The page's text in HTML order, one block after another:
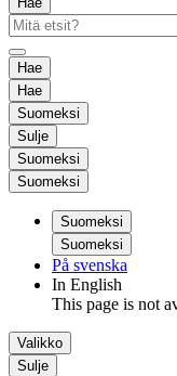
Hae
Hae
Suomeksi
Sulje
Suomeksi
Suomeksi
Suomeksi
Suomeksi
På svenska
In English
This page is not
Valikko
Sulje